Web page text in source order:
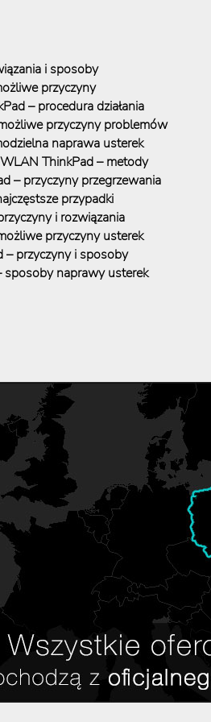
i sposoby
przyczyny
– procedura działania
przyczyny problemów
naprawa usterek
ThinkPad – metody
– przyczyny przegrzewania
przypadki
i rozwiązania
przyczyny usterek
– przyczyny i sposoby
sposoby naprawy usterek